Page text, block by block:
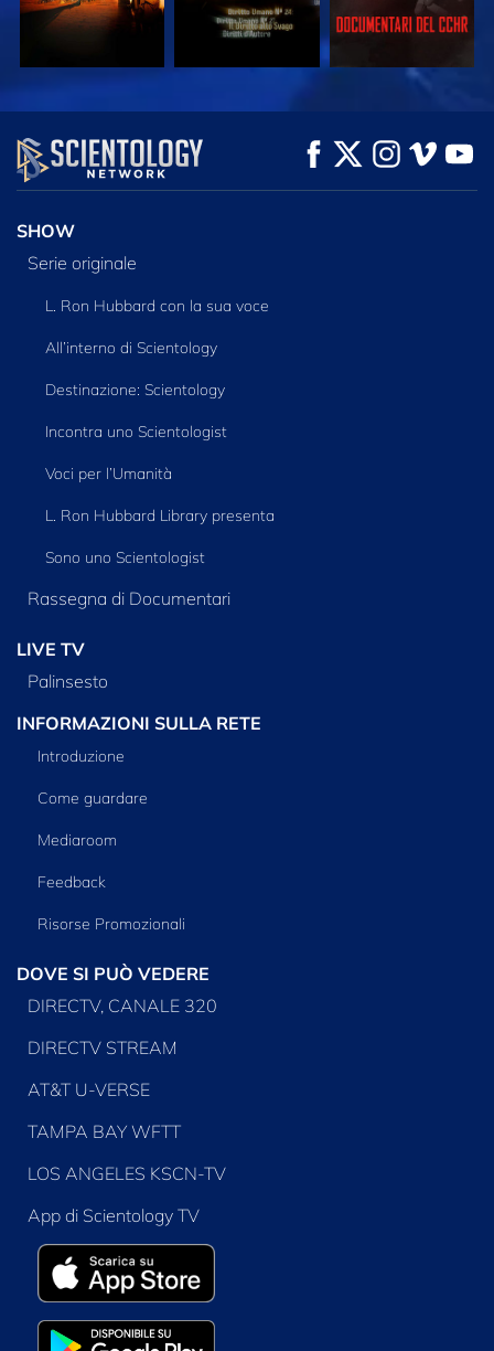
GUARDA
ESPLORA LE
SERIE
SHOW
Serie originale
L. Ron Hubbard con la sua voce
All’interno di Scientology
Destinazione: Scientology
Incontra uno Scientologist
Voci per l’Umanità
L. Ron Hubbard Library presenta
Sono uno Scientologist
Rassegna di Documentari
LIVE TV
Palinsesto
INFORMAZIONI SULLA RETE
Introduzione
Come guardare
Mediaroom
Feedback
Risorse Promozionali
DOVE SI PUÒ VEDERE
DIRECTV, CANALE 320
DIRECTV STREAM
AT&T U-VERSE
TAMPA BAY WFTT
LOS ANGELES KSCN-TV
App di Scientology TV